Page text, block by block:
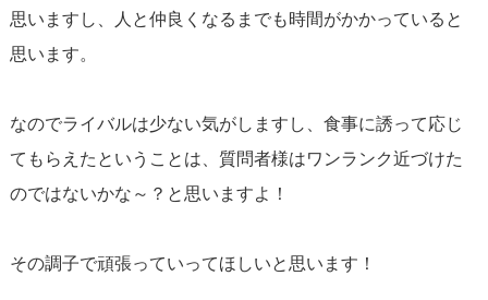
るはずです！
思いますし、人と仲良くなるまでも時間がかかっていると
思います。
なのでライバルは少ない気がしますし、食事に誘って応じ
てもらえたということは、質問者様はワンランク近づけた
のではないかな～？と思いますよ！
その調子で頑張っていってほしいと思います！